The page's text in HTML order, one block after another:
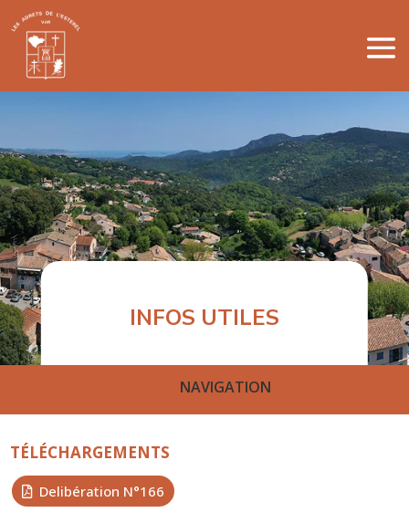
INFOS UTILES
TÉLÉCHARGEMENTS
Delibération N°166